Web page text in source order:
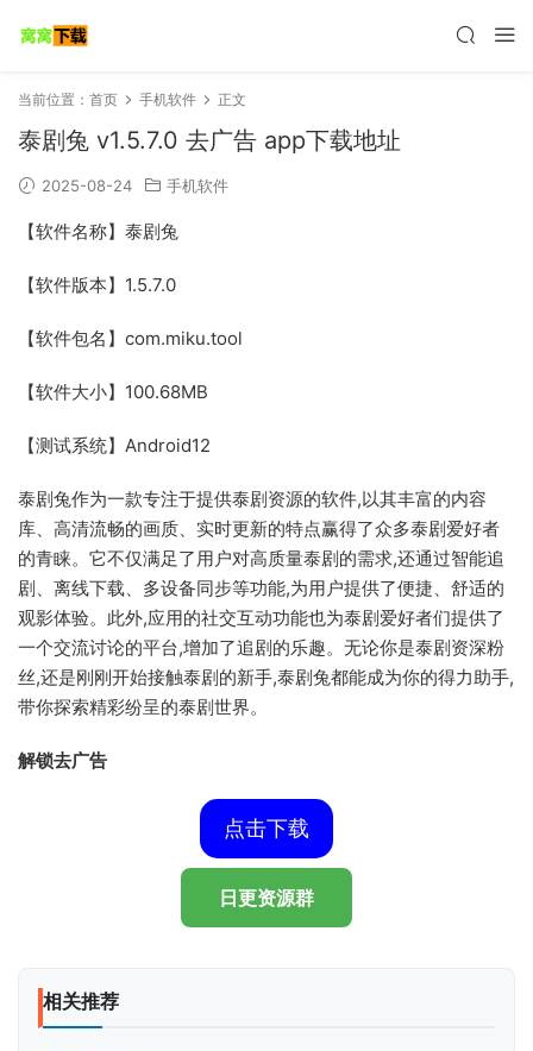
当前位置： 首页 手机软件 正文
泰剧兔 v1.5.7.0 去广告 app下载地址
2025-08-24 手机软件
【软件名称】泰剧兔
【软件版本】1.5.7.0
【软件包名】com.miku.tool
【软件大小】100.68MB
【测试系统】Android12
泰剧兔作为一款专注于提供泰剧资源的软件,以其丰富的内容
库、高清流畅的画质、实时更新的特点赢得了众多泰剧爱好者
的青睐。它不仅满足了用户对高质量泰剧的需求,还通过智能追
剧、离线下载、多设备同步等功能,为用户提供了便捷、舒适的
观影体验。此外,应用的社交互动功能也为泰剧爱好者们提供了
一个交流讨论的平台,增加了追剧的乐趣。无论你是泰剧资深粉
丝,还是刚刚开始接触泰剧的新手,泰剧兔都能成为你的得力助手,
带你探索精彩纷呈的泰剧世界。
解锁去广告
点击下载
日更资源群
相关推荐